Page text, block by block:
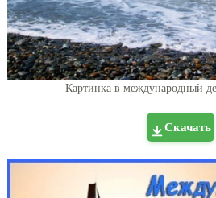
Картинка в международный
Скачать